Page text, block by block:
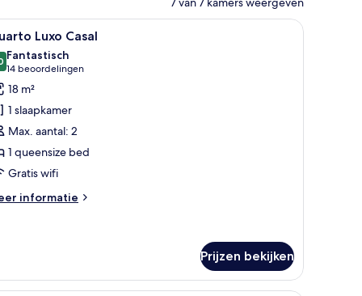
gordijnen.
bureau en een raam met dunne gordijnen.Een hotelkamer met een groot bed, twee
4 Luxo Casal
van 10
Fantastisch
14 beoordelingen
(14
beoordelingen)
18 m²
1 slaapkamer
Max. aantal: 2
1 queensize bed
Gratis wifi
informatie
Prijzen bekijken